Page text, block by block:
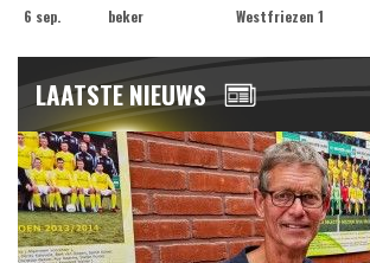
6 sep. beker Westfriezen 1
LAATSTE NIEUWS